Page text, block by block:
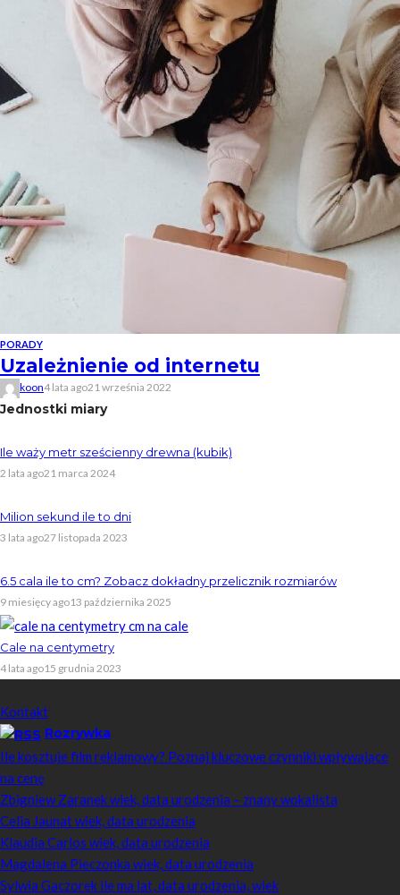
PORADY
Uzależnienie od internetu
koon4 lata ago21 września 2022
Jednostki miary
Ile waży metr sześcienny drewna (kubik)
2 lata ago21 marca 2024
Milion sekund ile to dni
3 lata ago27 listopada 2023
6.5 cala ile to cm? Zobacz dokładny przelicznik rozmiarów
9 miesięcy ago13 października 2025
Cale na centymetry
4 lata ago15 grudnia 2023
Kontakt
Rozrywka
Ile kosztuje film reklamowy? Poznaj kluczowe czynniki wpływające
na cenę
Zbigniew Zaranek wiek, data urodzenia – znany wokalista
Celia Jaunat wiek, data urodzenia
Klaudia Carlos wiek, data urodzenia
Magdalena Pieczonka wiek, data urodzenia
Sylwia Gaczorek ile ma lat, data urodzenia, wiek